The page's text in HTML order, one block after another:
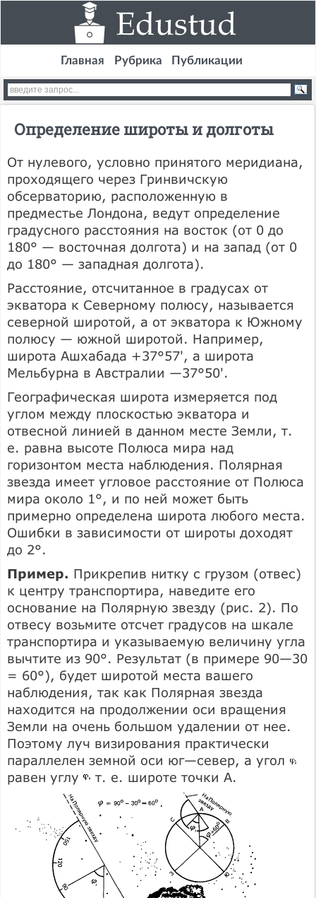
Главная Рубрика Публикации
Определение широты и долготы
От нулевого, условно принятого меридиана,
проходящего через Гринвичскую
обсерваторию, расположенную в
предместье Лондона, ведут определение
градусного расстояния на восток (от 0 до
180° — восточная долгота) и на запад (от 0
до 180° — западная долгота).
Расстояние, отсчитанное в градусах от
экватора к Северному полюсу, называется
северной широтой, а от экватора к Южному
полюсу — южной широтой. Например,
широта Ашхабада +37°57', а широта
Мельбурна в Австралии —37°50'.
Географическая широта измеряется под
углом между плоскостью экватора и
отвесной линией в данном месте Земли, т.
е. равна высоте Полюса мира над
горизонтом места наблюдения. Полярная
звезда имеет угловое расстояние от Полюса
мира около 1°, и по ней может быть
примерно определена широта любого места.
Ошибки в зависимости от широты доходят
до 2°.
Пример. Прикрепив нитку с грузом (отвес)
к центру транспортира, наведите его
основание на Полярную звезду (рис. 2). По
отвесу возьмите отсчет градусов на шкале
транспортира и указываемую величину угла
вычтите из 90°. Результат (в примере 90—30
= 60°), будет широтой места вашего
наблюдения, так как Полярная звезда
находится на продолжении оси вращения
Земли на очень большом удалении от нее.
Поэтому луч визирования практически
параллелен земной оси юг—север, а угол
равен углу
т. е. широте точки А.